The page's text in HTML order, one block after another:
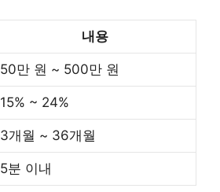
내용
50만 원 ~ 500만 원
15% ~ 24%
3개월 ~ 36개월
5분 이내